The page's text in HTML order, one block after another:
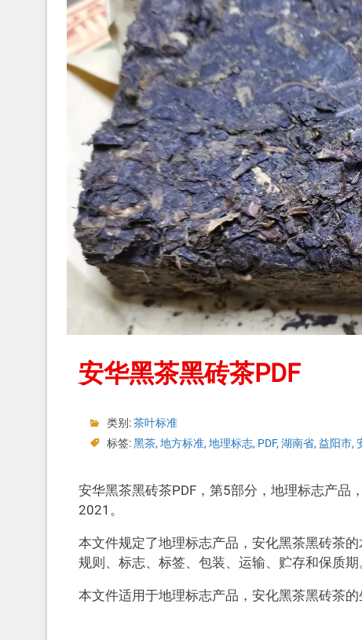
安华黑茶黑砖茶PDF
类别:茶叶标准
标签:黑茶, 地方标准, 地理标志, PDF, 湖南省, 益阳市,
安华黑茶黑砖茶PDF，第5部分，地理标志产品
2021。
本文件规定了地理标志产品，安化黑茶黑砖茶
规则、标志、标签、包装、运输、贮存和保质期
本文件适用于地理标志产品，安化黑茶黑砖茶的